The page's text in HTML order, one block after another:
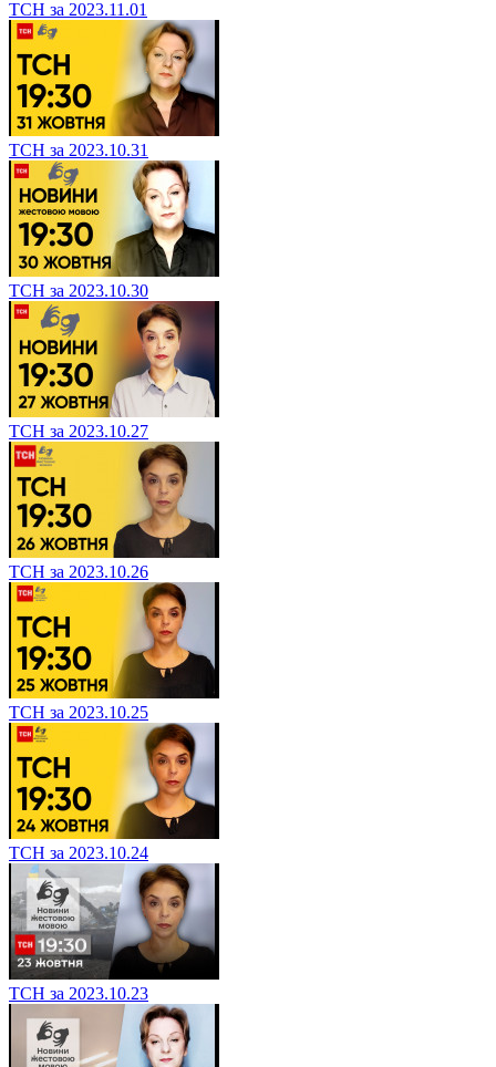
ТСН за 2023.11.01
ТСН за 2023.10.31
ТСН за 2023.10.30
ТСН за 2023.10.27
ТСН за 2023.10.26
ТСН за 2023.10.25
ТСН за 2023.10.24
ТСН за 2023.10.23